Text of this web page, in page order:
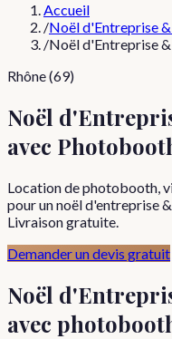
Accueil
/Noël d'Entreprise
/Noël d'Entreprise
Rhône (69)
Noël
avec
Location de photobooth,
pour un noël d'entreprise
Livraison gratuite.
Demander un devis gratuit
Noël
avec